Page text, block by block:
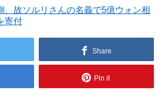
、故ソルリさんの名義で5億ウォン相
寄付
Share
Pin it